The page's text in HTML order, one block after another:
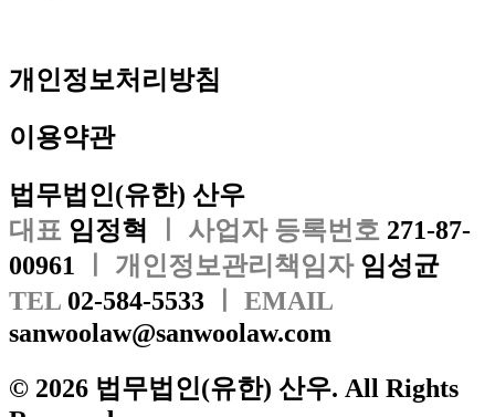
개인정보처리방침
이용약관
법무법인(유한) 산우
대표 임정혁 ㅣ 사업자 등록번호 271-87-
00961 ㅣ 개인정보관리책임자임성균
TEL 02-584-5533 ㅣ EMAIL
sanwoolaw@sanwoolaw.com
© 2026 법무법인(유한) 산우. All Rights